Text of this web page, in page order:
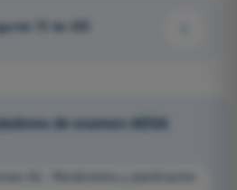
72 de 255
de examen AESA
A2 - Rendimiento y planificación